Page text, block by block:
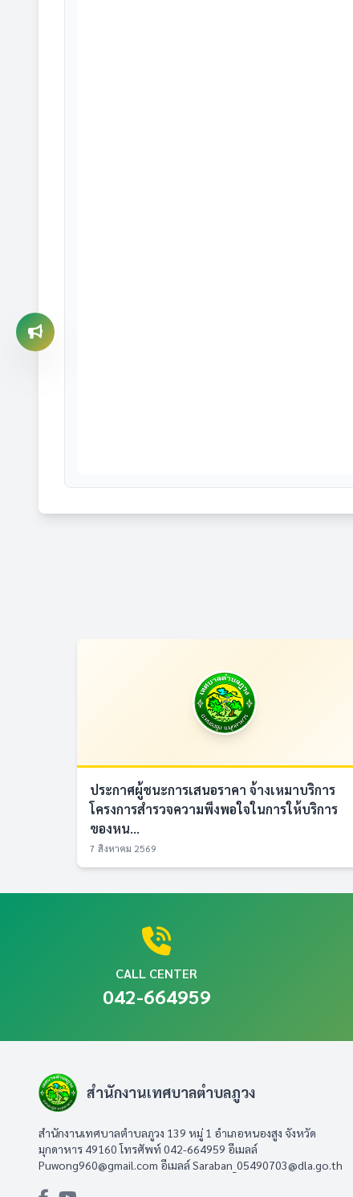
ประกาศผู้ชนะการเสนอราคา จ้างเหมาบริการ
โครงการสำรวจความพึงพอใจในการให้บริการ
ของหน...
7 สิงหาคม 2569
CALL CENTER
042-664959
สำนักงานเทศบาลตำบลภูวง
สำนักงานเทศบาลตำบลภูวง 139 หมู่ 1 อำเภอหนองสูง จังหวัด
มุกดาหาร 49160 โทรศัพท์ 042-664959 อีเมลล์
Puwong960@gmail.com อีเมลล์Saraban_05490703@dla.go.th